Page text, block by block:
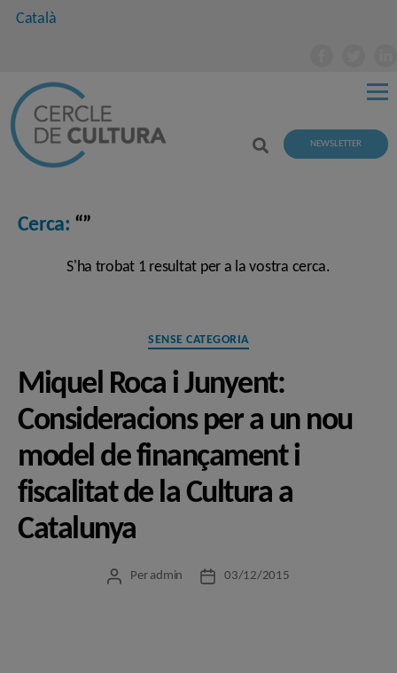
Català
NEWSLETTER
Cerca: “”
S'ha trobat 1 resultat per a la vostra cerca.
Categories
SENSE CATEGORIA
Miquel Roca i Junyent:
Consideracions per a un nou
model de finançament i
fiscalitat de la Cultura a
Catalunya
Autor
Per admin
Data03/12/2015